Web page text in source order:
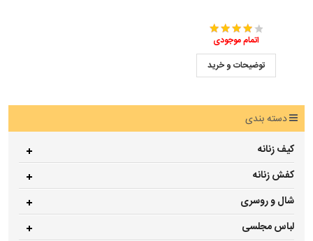
اتمام موجودی
توضیحات و خرید
دسته بندی
کیف زنانه
کفش زنانه
شال و روسری
لباس مجلسی